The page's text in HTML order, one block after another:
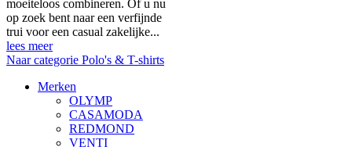
moeiteloos combineren. Of u nu
op zoek bent naar een verfijnde
trui voor een casual zakelijke...
lees meer
Naar categorie Polo's & T-shirts
Merken
OLYMP
CASAMODA
REDMOND
VENTI